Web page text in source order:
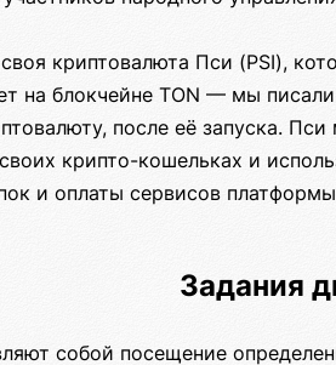
криптовалюта Пси (PSI),
на блокчейне TON — мы
после её запуска.
крипто-кошельках и
и оплаты сервисов
Задания
собой посещение